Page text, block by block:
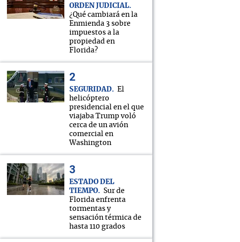
ORDEN JUDICIAL
¿Qué cambiará en la
Enmienda 3 sobre
impuestos a la
propiedad en
Florida?
SEGURIDAD
El
helicóptero
presidencial en el que
viajaba Trump voló
cerca de un avión
comercial en
Washington
ESTADO DEL
TIEMPO
Sur de
Florida enfrenta
tormentas y
sensación térmica de
hasta 110 grados